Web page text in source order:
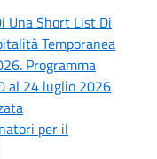
Una Short List Di
Temporanea
Programma
al 24 luglio 2026
per il